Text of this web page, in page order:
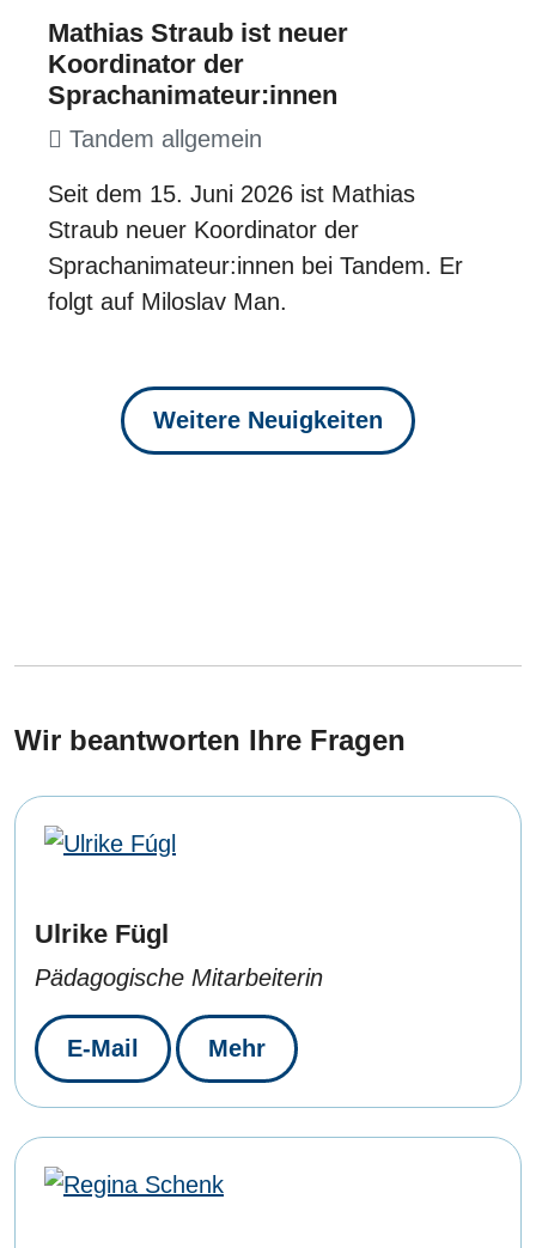
Mathias Straub ist neuer
Koordinator der
Sprachanimateur:innen
Tandem allgemein
Seit dem 15. Juni 2026 ist Mathias
Straub neuer Koordinator der
Sprachanimateur:innen bei Tandem. Er
folgt auf Miloslav Man.
Weitere Neuigkeiten
Wir beantworten Ihre Fragen
Ulrike Fügl
Pädagogische Mitarbeiterin
E-Mail Mehr